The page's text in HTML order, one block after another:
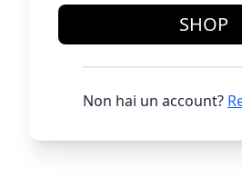
SHOP
Non hai un account?